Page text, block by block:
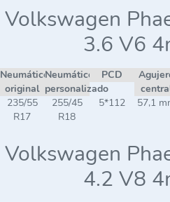
Volkswagen
3.6 V6
Neumático
original
Neumático
personalizado
PCD
235/55
R17
255/45
R18
5*112 57,1
Volkswagen
4.2 V8